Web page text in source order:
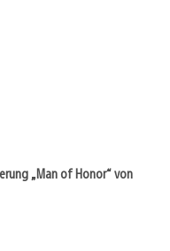
„Man of Honor“ von